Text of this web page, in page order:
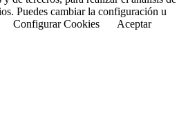
Puedes cambiar la configuración u
Configurar Cookies
Aceptar